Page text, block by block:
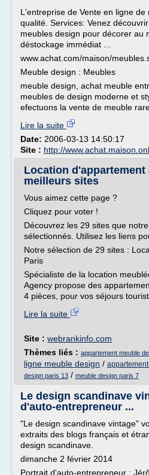
L'entreprise de Vente en ligne
qualité. Services: Venez
meubles design pour décorer au
déstockage immédiat ...
www.achat.com/maison/
Meuble design : Meubles
meuble design, achat meuble
meubles de design moderne et
efectuons la vente de meuble
Lire la suite
Date: 2006-03-13 14:50:17
Site : http://
Location d'appartement
meilleurs sites
Vous aimez cette page ?
Cliquez pour voter !
Découvrez les 29 sites que
sélectionnés. Utilisez les liens
Notre sélection de 29 sites :
Paris
Spécialiste de la location
Agency propose des
4 pièces, pour vos séjours
Lire la suite
Site : webrankinfo.com
Thèmes liés : appartement meuble
ligne meuble design /
design paris 13 / meuble design paris 7
Le design scandinave
d'auto-entrepreneur ...
"Le design scandinave vintage"
extraits des blogs français et
design scandinave.
dimanche 2 février 2014
Portrait d'auto-entrepreneur :